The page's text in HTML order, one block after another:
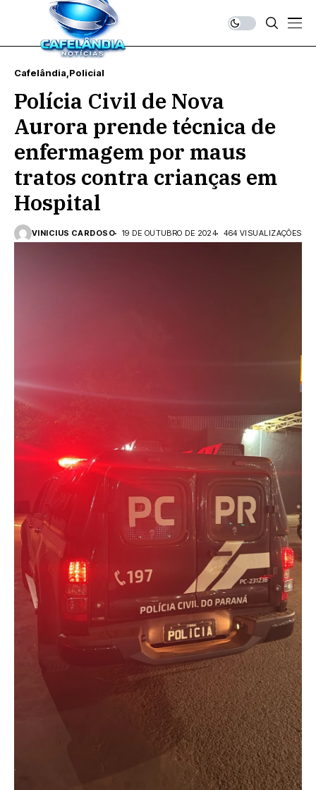
Cafelândia Policial
Polícia Civil de Nova
Aurora prende técnica de
enfermagem por maus
tratos contra crianças em
Hospital
VINICIUS CARDOSO 19 DE OUTUBRO DE 2024 464 VISUALIZAÇÕES